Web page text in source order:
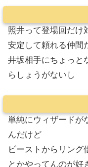
照井って登場回だけ
安定して頼れる仲間
井坂相手にちょっと
らしょうがないし
単純にウィザードが
んだけど
ビーストからリング
とかやってんのが好